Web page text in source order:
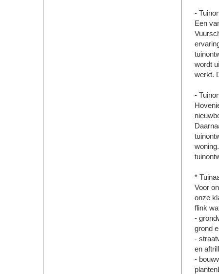
-
Een
wordt
werkt.
-
*
Voor
onze
flink
-
grond
-
en
-